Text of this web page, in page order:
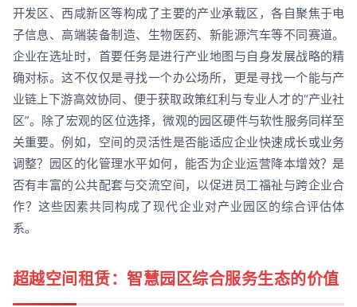
开发区、西咸新区等构成了主要的产业承载区，各自聚焦于电
子信息、高端装备制造、生物医药、新能源汽车等不同赛道。
企业在选址时，首要任务是进行产业地图与自身发展战略的精
确对标。这不仅仅是寻找一个办公场所，更是寻找一个能与产
业链上下游高效协同、便于获取政策红利与专业人才的“产业社
区”。除了宏观的区位选择，微观的园区硬件与软性服务同样至
关重要。例如，空间的灵活性是否能适应企业快速成长或业务
调整？园区的化管理水平如何，能否为企业运营降本增效？是
否有丰富的公共配套与交流空间，以促进员工福祉与跨企业合
作？这些因素共同构成了现代企业对产业园区的综合评估体
系。
超越空间租赁：智慧园区综合服务生态的价值